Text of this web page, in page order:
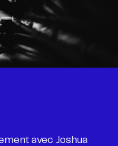
avec Joshua